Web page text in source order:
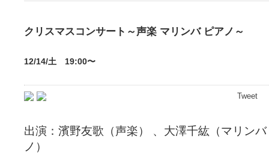
クリスマスコンサート～声楽 マリンバ ピアノ～
12/14/土 19:00〜
Tweet
出演：濱野友歌（声楽） 、大澤千紘（マリン
ノ）